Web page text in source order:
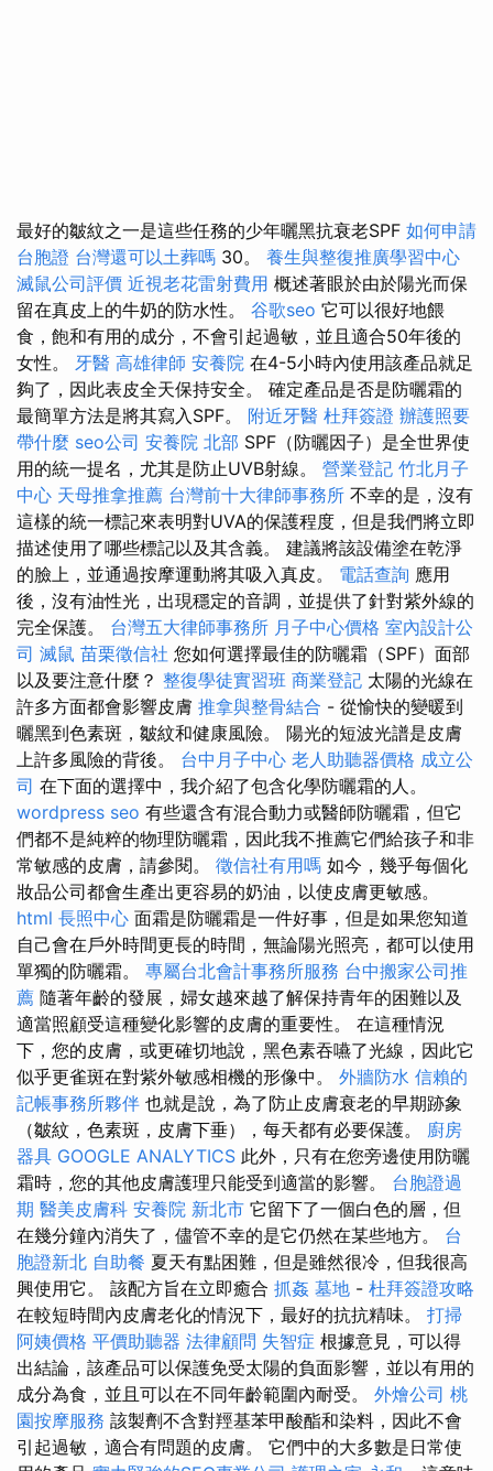
最好的皺紋之一是這些任務的少年曬黑抗衰老SPF 如何申請
台胞證 台灣還可以土葬嗎 30。 養生與整復推廣學習中心
滅鼠公司評價 近視老花雷射費用 概述著眼於由於陽光而保
留在真皮上的牛奶的防水性。 谷歌seo 它可以很好地餵
食，飽和有用的成分，不會引起過敏，並且適合50年後的
女性。 牙醫 高雄律師 安養院 在4-5小時內使用該產品就足
夠了，因此表皮全天保持安全。 確定產品是否是防曬霜的
最簡單方法是將其寫入SPF。 附近牙醫 杜拜簽證 辦護照要
帶什麼 seo公司 安養院 北部 SPF（防曬因子）是全世界使
用的統一提名，尤其是防止UVB射線。 營業登記 竹北月子
中心 天母推拿推薦 台灣前十大律師事務所 不幸的是，沒有
這樣的統一標記來表明對UVA的保護程度，但是我們將立即
描述使用了哪些標記以及其含義。 建議將該設備塗在乾淨
的臉上，並通過按摩運動將其吸入真皮。 電話查詢 應用
後，沒有油性光，出現穩定的音調，並提供了針對紫外線的
完全保護。 台灣五大律師事務所 月子中心價格 室內設計公
司 滅鼠 苗栗徵信社 您如何選擇最佳的防曬霜（SPF）面部
以及要注意什麼？ 整復學徒實習班 商業登記 太陽的光線在
許多方面都會影響皮膚 推拿與整骨結合 - 從愉快的變暖到
曬黑到色素斑，皺紋和健康風險。 陽光的短波光譜是皮膚
上許多風險的背後。 台中月子中心 老人助聽器價格 成立公
司 在下面的選擇中，我介紹了包含化學防曬霜的人。
wordpress seo 有些還含有混合動力或醫師防曬霜，但它
們都不是純粹的物理防曬霜，因此我不推薦它們給孩子和非
常敏感的皮膚，請參閱。 徵信社有用嗎 如今，幾乎每個化
妝品公司都會生產出更容易的奶油，以使皮膚更敏感。
html 長照中心 面霜是防曬霜是一件好事，但是如果您知道
自己會在戶外時間更長的時間，無論陽光照亮，都可以使用
單獨的防曬霜。 專屬台北會計事務所服務 台中搬家公司推
薦 隨著年齡的發展，婦女越來越了解保持青年的困難以及
適當照顧受這種變化影響的皮膚的重要性。 在這種情況
下，您的皮膚，或更確切地說，黑色素吞嚥了光線，因此它
似乎更雀斑在對紫外敏感相機的形像中。 外牆防水 信賴的
記帳事務所夥伴 也就是說，為了防止皮膚衰老的早期跡象
（皺紋，色素斑，皮膚下垂），每天都有必要保護。 廚房
器具 GOOGLE ANALYTICS 此外，只有在您旁邊使用防曬
霜時，您的其他皮膚護理只能受到適當的影響。 台胞證過
期 醫美皮膚科 安養院 新北市 它留下了一個白色的層，但
在幾分鐘內消失了，儘管不幸的是它仍然在某些地方。 台
胞證新北 自助餐 夏天有點困難，但是雖然很冷，但我很高
興使用它。 該配方旨在立即癒合 抓姦 墓地 - 杜拜簽證攻略
在較短時間內皮膚老化的情況下，最好的抗抗精味。 打掃
阿姨價格 平價助聽器 法律顧問 失智症 根據意見，可以得
出結論，該產品可以保護免受太陽的負面影響，並以有用的
成分為食，並且可以在不同年齡範圍內耐受。 外燴公司 桃
園按摩服務 該製劑不含對羥基苯甲酸酯和染料，因此不會
引起過敏，適合有問題的皮膚。 它們中的大多數是日常使